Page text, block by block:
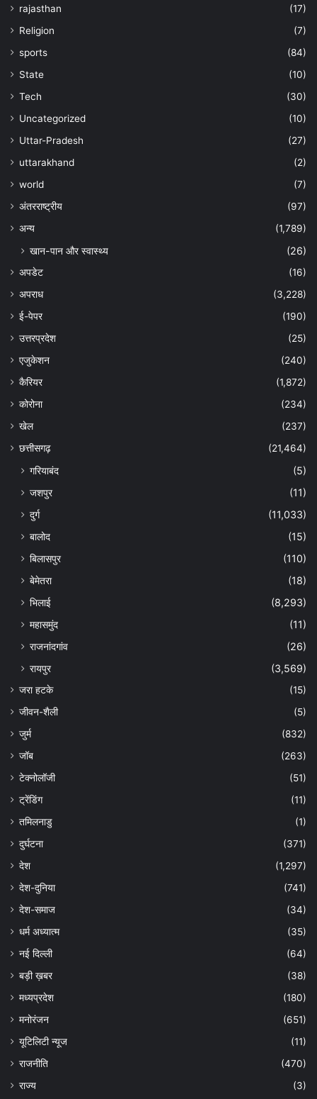
rajasthan
(17)
Religion
(7)
sports
(84)
State
(10)
Tech
(30)
Uncategorized
(10)
Uttar-Pradesh
(27)
uttarakhand
(2)
world
(7)
अंतरराष्ट्रीय
(97)
अन्‍य
(1,789)
खान-पान और स्वास्थ्य (26)
अपडेट
(16)
अपराध
(3,228)
ई-पेपर
(190)
उत्तरप्रदेश
(25)
एजुकेशन
(240)
कैरियर
(1,872)
कोरोना
(234)
खेल
(237)
छत्तीसगढ़
(21,464)
गरियाबंद
(5)
जशपुर
(11)
दुर्ग
(11,033)
बालोद
(15)
बिलासपुर
(110)
बेमेतरा
(18)
भिलाई
(8,293)
महासमुंद
(11)
राजनांदगांव
(26)
रायपुर
(3,569)
जरा हटके
(15)
जीवन-शैली
(5)
जुर्म
(832)
जॉब
(263)
टेक्नोलॉजी
(51)
ट्रेंडिंग
(11)
तमिलनाडु
(1)
दुर्घटना
(371)
देश
(1,297)
देश-दुनिया
(741)
देश-समाज
(34)
धर्म अध्यात्म
(35)
नई दिल्ली
(64)
बड़ी ख़बर
(38)
मध्यप्रदेश
(180)
मनोरंजन
(651)
यूटिलिटी न्यूज
(11)
राजनीति
(470)
राज्य
(3)